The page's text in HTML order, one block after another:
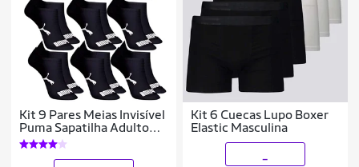
Kit 9 Pares Meias Invisível
Puma Sapatilha Adulto
Original
Kit 6 Cuecas Lupo Boxer
Elastic Masculina